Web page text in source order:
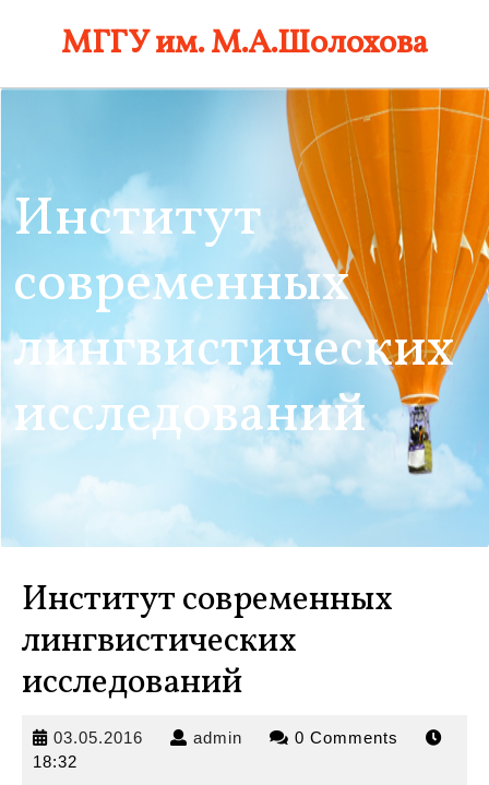
МГГУ им. М.А.Шолохова
Институт
современных
лингвистических
исследований
Институт современных
лингвистических
исследований
03.05.2016 03.05.2016
admin admin 0 Comments
18:32